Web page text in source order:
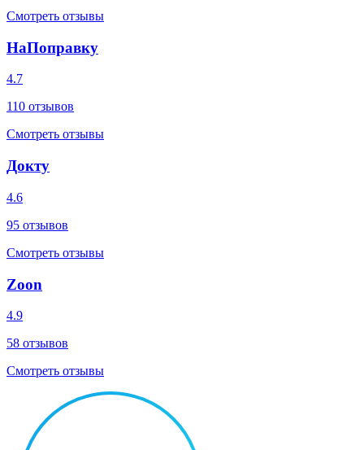
Смотреть отзывы
НаПоправку
4.7
110 отзывов
Смотреть отзывы
Докту
4.6
95 отзывов
Смотреть отзывы
Zoon
4.9
58 отзывов
Смотреть отзывы